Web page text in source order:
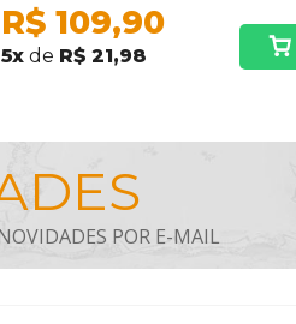
R$ 109,90
5x de R$ 21,98